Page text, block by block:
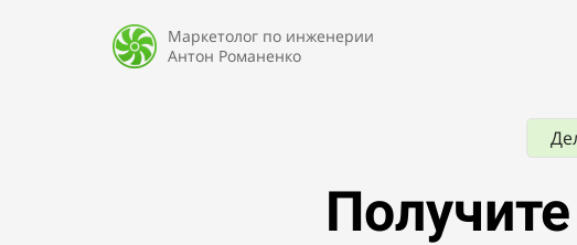
Маркетолог по инженерии
Антон Романенко